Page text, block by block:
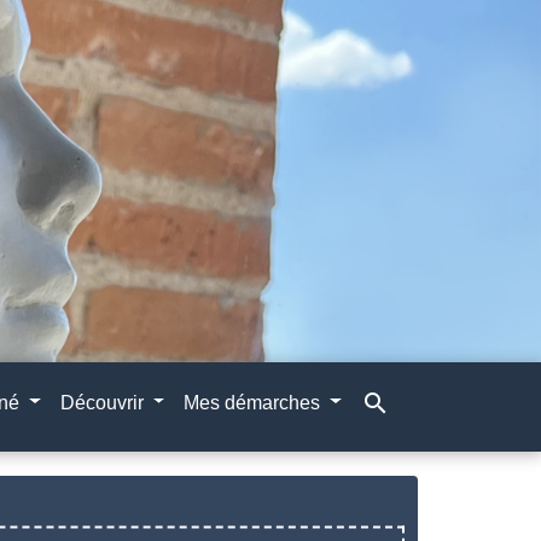
Découvrir Mes démarches search